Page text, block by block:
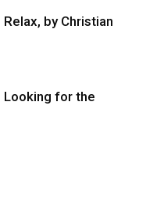
by Christian
Looking for the